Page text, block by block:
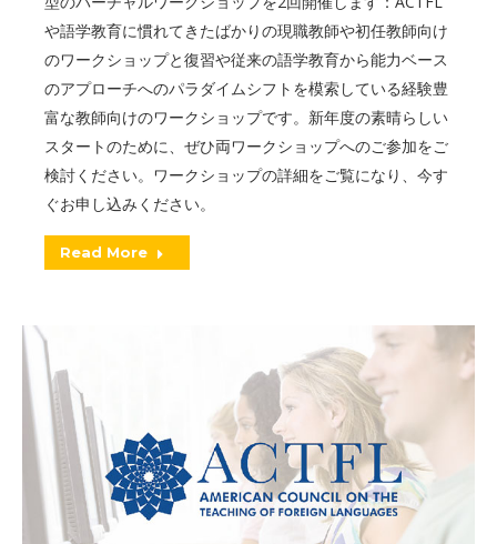
や語学教育に慣れてきたばかりの現職教師や初任教師向け
のワークショップと復習や従来の語学教育から能力ベース
のアプローチへのパラダイムシフトを模索している経験豊
富な教師向けのワークショップです。新年度の素晴らしい
スタートのために、ぜひ両ワークショップへのご参加をご
検討ください。ワークショップの詳細をご覧になり、今す
ぐお申し込みください。
Read More